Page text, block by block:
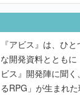
『アビス』は、ひ
な開発資料ととも
ビス』開発陣に聞
るRPG」が生まれ